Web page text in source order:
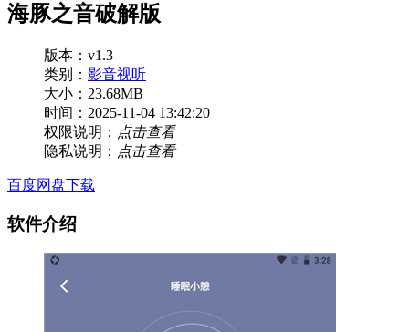
海豚之音破解版
版本：v1.3
类别： 影音视听
大小：23.68MB
时间：2025-11-04 13:42:20
权限说明： 点击查看
隐私说明： 点击查看
百度网盘下载
软件介绍